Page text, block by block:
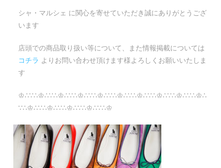
シャ・マルシェ に関心を寄せていただき誠にありがとうござ
います
店頭での商品取り扱い等について、また情報掲載については
コチラ よりお問い合わせ頂けます様よろしくお願いいたしま
す
♔∴∵∴♔∴∵∴♔∴∵∴♔∴∵∴♔∴∵∴♔∴∵∴♔∴∵∴♔∴∵∴♔∴∵∴♔∴
∵∴♔∴∵∴♔∴∵∴♔∴∵∴♔∴∵∴♔